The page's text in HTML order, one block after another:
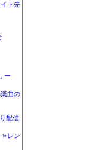
ト先
ー
曲の
配信
レン